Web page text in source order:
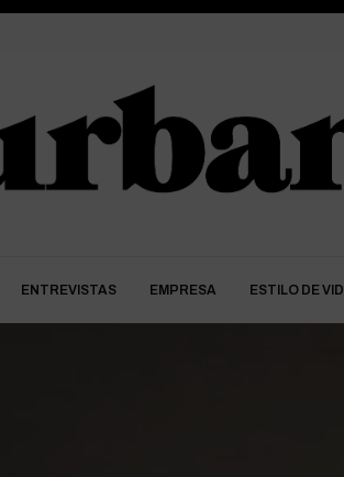
ENTREVISTAS EMPRESA ESTILO DE